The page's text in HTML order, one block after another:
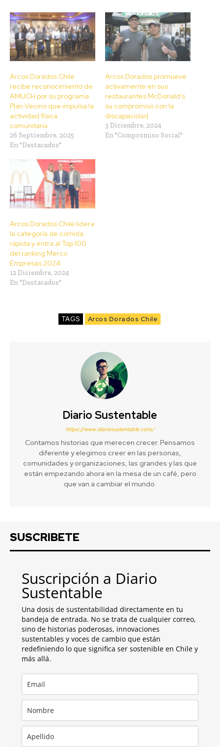
Arcos Dorados Chile
recibe reconocimiento de
AMUCH por su programa
Plan Vecino que impulsa la
actividad física
comunitaria
26 Septiembre, 2025
En "Destacados"
Arcos Dorados promueve
activamente en sus
restaurantes McDonald’s
su compromiso con la
discapacidad
3 Diciembre, 2024
En "Compromiso Social"
Arcos Dorados Chile lidera
la categoría de comida
rápida y entra al Top 100
del ranking Merco
Empresas 2024
12 Diciembre, 2024
En "Destacados"
TAGS Arcos Dorados Chile
Diario Sustentable
https://www.diariosustentable.com/
Contamos historias que merecen crecer. Pensamos
diferente y elegimos creer en las personas,
comunidades y organizaciones, las grandes y las que
están empezando ahora en la mesa de un café, pero
que van a cambiar el mundo.
SUSCRIBETE
Suscripción a Diario
Sustentable
Una dosis de sustentabilidad directamente en tu
bandeja de entrada. No se trata de cualquier correo,
sino de historias poderosas, innovaciones
sustentables y voces de cambio que están
redefiniendo lo que significa ser sostenible en Chile y
más allá.